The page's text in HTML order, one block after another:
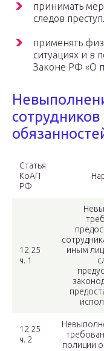
принимать
следов
применять
ситуациях и в
Законе РФ «О
Статья
КоАП
РФ
12.25
ч. 1
иным
12.25
ч. 2
полиции